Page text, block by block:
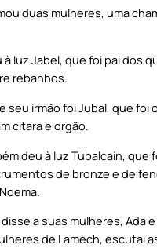
duas mulheres, uma
à luz Jabel, que foi pai dos
rebanhos.
seu irmão foi Jubal, que foi
citara e orgão.
deu à luz Tubalcain, que
de bronze e de
disse a suas mulheres, Ada
de Lamech, escutai